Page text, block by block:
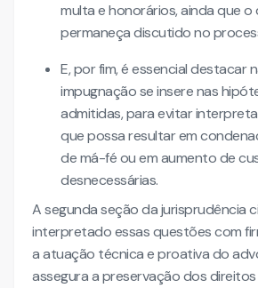
multa e honorários, ainda que
permaneça discutido no
E, por fim, é essencial destacar
impugnação se insere nas
admitidas, para evitar
que possa resultar em
de má-fé ou em aumento de
desnecessárias.
A segunda seção da jurisprudência
interpretado essas questões com
a atuação técnica e proativa do
assegura a preservação dos